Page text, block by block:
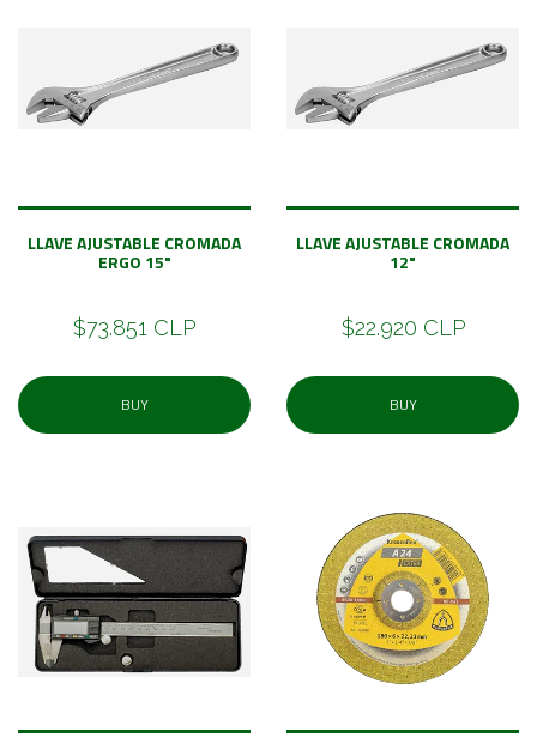
LLAVE AJUSTABLE CROMADA
ERGO 15"
$73.851 CLP
BUY
LLAVE AJUSTABLE CROMADA
12"
$22.920 CLP
BUY